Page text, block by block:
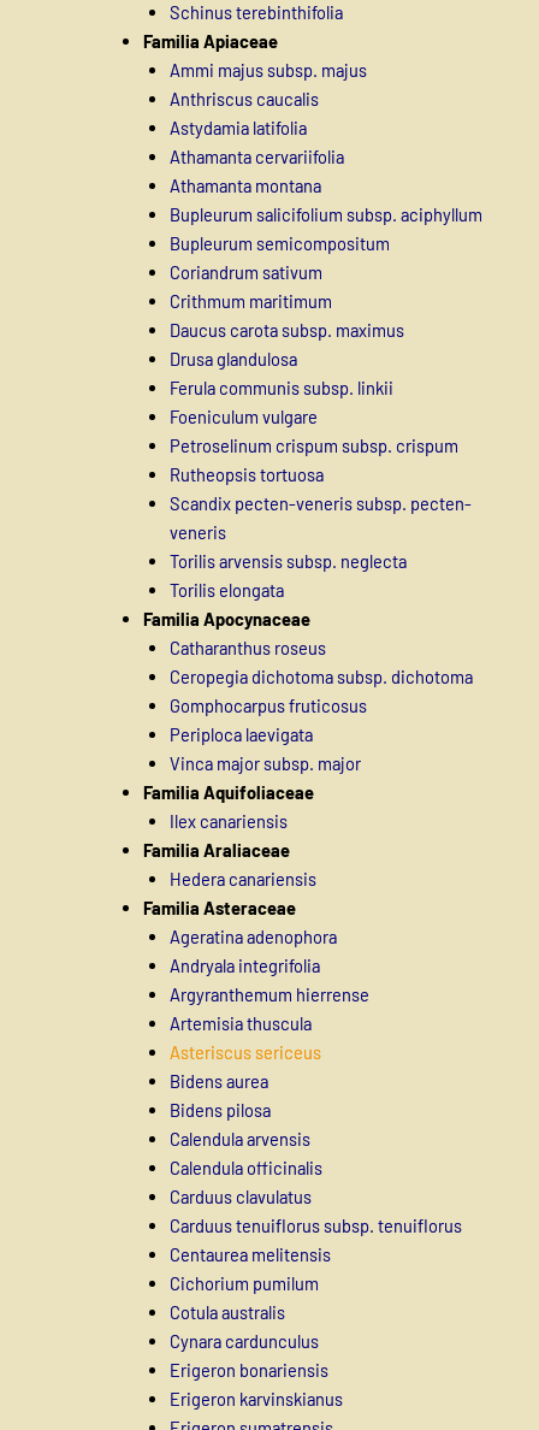
Schinus terebinthifolia
Familia Apiaceae
Ammi majus subsp. majus
Anthriscus caucalis
Astydamia latifolia
Athamanta cervariifolia
Athamanta montana
Bupleurum salicifolium subsp. aciphyllum
Bupleurum semicompositum
Coriandrum sativum
Crithmum maritimum
Daucus carota subsp. maximus
Drusa glandulosa
Ferula communis subsp. linkii
Foeniculum vulgare
Petroselinum crispum subsp. crispum
Rutheopsis tortuosa
Scandix pecten-veneris subsp. pecten-
veneris
Torilis arvensis subsp. neglecta
Torilis elongata
Familia Apocynaceae
Catharanthus roseus
Ceropegia dichotoma subsp. dichotoma
Gomphocarpus fruticosus
Periploca laevigata
Vinca major subsp. major
Familia Aquifoliaceae
Ilex canariensis
Familia Araliaceae
Hedera canariensis
Familia Asteraceae
Ageratina adenophora
Andryala integrifolia
Argyranthemum hierrense
Artemisia thuscula
Asteriscus sericeus
Bidens aurea
Bidens pilosa
Calendula arvensis
Calendula officinalis
Carduus clavulatus
Carduus tenuiflorus subsp. tenuiflorus
Centaurea melitensis
Cichorium pumilum
Cotula australis
Cynara cardunculus
Erigeron bonariensis
Erigeron karvinskianus